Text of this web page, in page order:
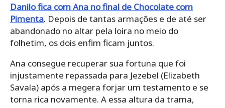
Danilo fica com Ana no final de Chocolate com
Pimenta. Depois de tantas armações e de até ser
abandonado no altar pela loira no meio do
folhetim, os dois enfim ficam juntos.
Ana consegue recuperar sua fortuna que foi
injustamente repassada para Jezebel (Elizabeth
Savala) após a megera forjar um testamento e se
torna rica novamente. A essa altura da trama,